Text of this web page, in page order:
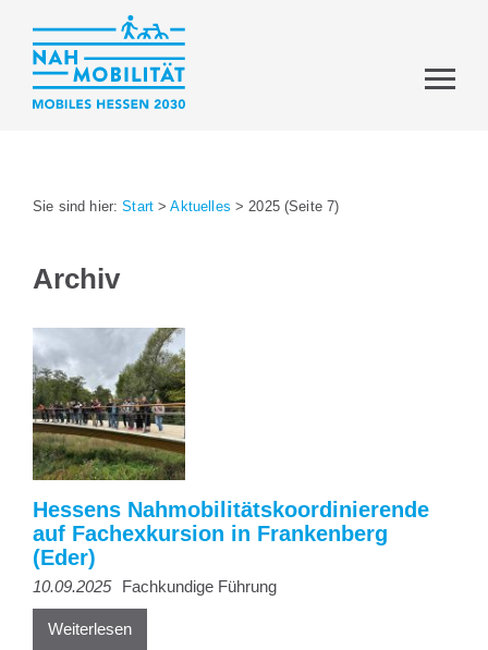
Sie sind hier:Start >Aktuelles >2025(Seite 7)
Archiv
Hessens Nahmobilitätskoordinierende
auf Fachexkursion in Frankenberg
(Eder)
10.09.2025 Fachkundige Führung
Weiterlesen